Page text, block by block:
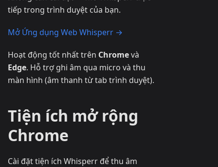
tiếp trong trình duyệt của bạn.
Mở Ứng dụng Web Whisperr →
Hoạt động tốt nhất trên Chromevà
Edge. Hỗ trợ ghi âm qua micro và thu
màn hình (âm thanh từ tab trình duyệt).
Tiện ích mở rộng
Chrome
Cài đặt tiện ích Whisperr để thu âm